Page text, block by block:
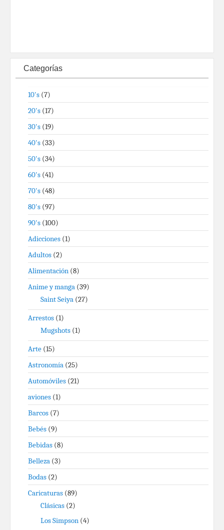
Categorías
10's (7)
20's (17)
30's (19)
40's (33)
50's (34)
60's (41)
70's (48)
80's (97)
90's (100)
Adicciones (1)
Adultos (2)
Alimentación (8)
Anime y manga (39)
Saint Seiya (27)
Arrestos (1)
Mugshots (1)
Arte (15)
Astronomía (25)
Automóviles (21)
aviones (1)
Barcos (7)
Bebés (9)
Bebidas (8)
Belleza (3)
Bodas (2)
Caricaturas (89)
Clásicas (2)
Los Simpson (4)